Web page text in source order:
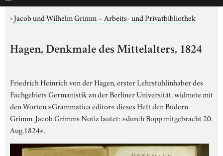
›Jacob und Wilhelm Grimm – Arbeits- und Privatbibliothek
Hagen, Denkmale des Mittelalters, 1824
Friedrich Heinrich von der Hagen, erster Lehrstuhlinhaber des
Fachgebiets Germanistik an der Berliner Universität, widmete mit
den Worten »Grammatica editor« dieses Heft den Büdern
Grimm. Jacob Grimms Notiz lautet: »durch Bopp mitgebracht 20.
Aug.1824«.